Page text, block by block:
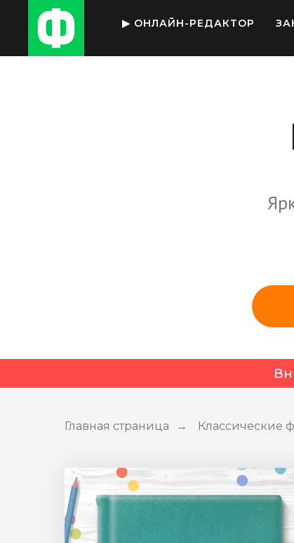
▶ ОНЛАЙН-РЕДАКТОР
Главная страница → Классические